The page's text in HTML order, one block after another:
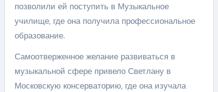
позволили ей поступить в Музыкальное
училище, где она получила профессиональное
образование.
Самоотверженное желание развиваться в
музыкальной сфере привело Светлану в
Московскую консерваторию, где она изучала